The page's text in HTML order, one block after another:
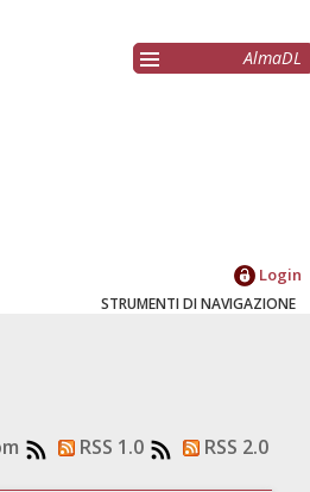
AlmaDL
Login
STRUMENTI DI NAVIGAZIONE
RSS 1.0 RSS 2.0